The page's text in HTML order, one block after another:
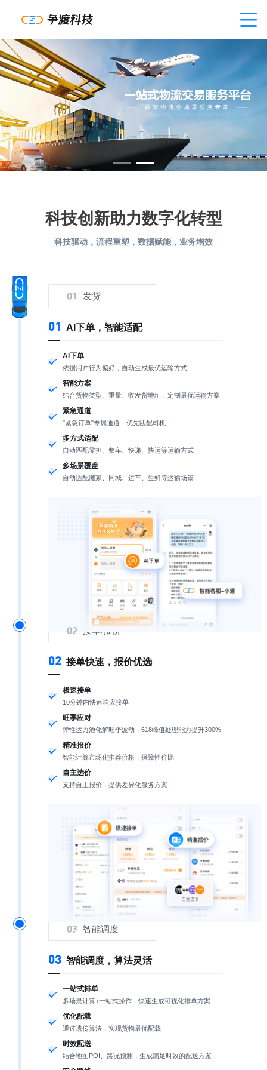
科技创新助力数字化转型
科技驱动，流程重塑，数据赋能，业务增效
发货
01 AI下单，智能适配
AI下单
依据用户行为偏好，自动生成最优运输方式
智能方案
结合货物类型、重量、收发货地址，定制最优运输方案
紧急通道
"紧急订单"专属通道，优先匹配司机
多方式适配
自动匹配零担、整车、快递、快运等运输方式
多场景覆盖
自动适配搬家、同城、运车、生鲜等运输场景
接单/报价
02 接单快速，报价优选
极速接单
10分钟内快速响应接单
旺季应对
弹性运力池化解旺季波动，618峰值处理能力提升300%
精准报价
智能计算市场化推荐价格，保障性价比
自主选价
支持自主报价，提供差异化服务方案
智能调度
03 智能调度，算法灵活
一站式排单
多场景计算+一站式操作，快速生成可视化排单方案
优化配载
通过遗传算法，实现货物最优配载
时效配送
结合地图POI、路况预测，生成满足时效的配送方案